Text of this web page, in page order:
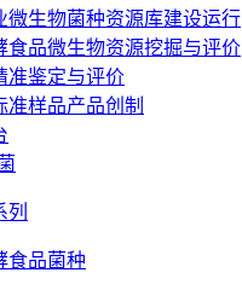
微生物菌种资源库建设运行
食品微生物资源挖掘与评价
准鉴定与评价
准样品产品创制
列
食品菌种